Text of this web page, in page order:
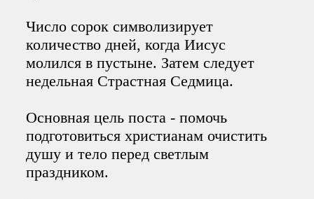
Число сорок символизирует
количество дней, когда Иисус
молился в пустыне. Затем следует
недельная Страстная Седмица.
Основная цель поста - помочь
подготовиться христианам очистить
душу и тело перед светлым
праздником.